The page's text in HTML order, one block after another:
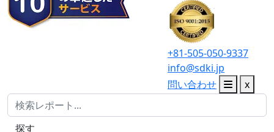
+81-505-050-9337
info@sdki.jp
問い合わせ
x
探す